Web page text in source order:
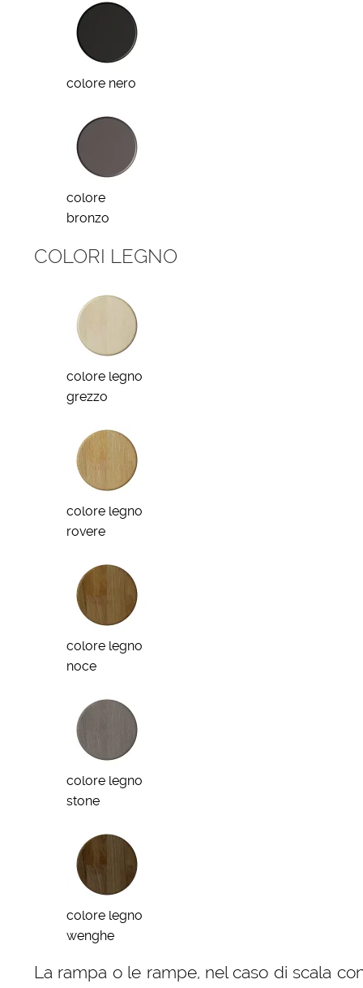
colore nero
colore
bronzo
COLORI LEGNO
colore legno
grezzo
colore legno
rovere
colore legno
noce
colore legno
stone
colore legno
wenghe
La rampa o le rampe, nel caso di scala